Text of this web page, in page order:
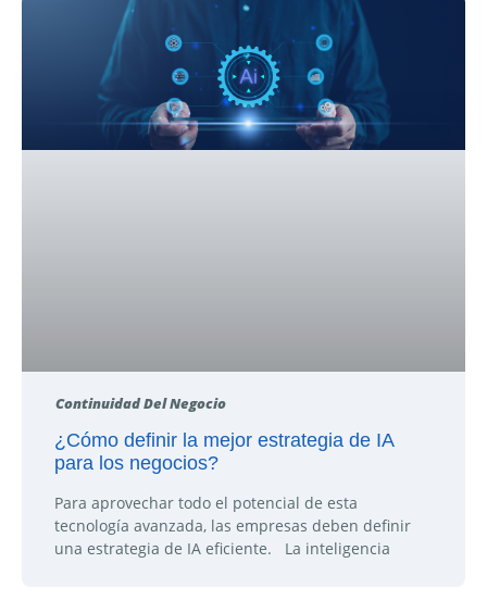
Continuidad Del Negocio
¿Cómo definir la mejor estrategia de IA
para los negocios?
Para aprovechar todo el potencial de esta
tecnología avanzada, las empresas deben definir
una estrategia de IA eficiente. La inteligencia